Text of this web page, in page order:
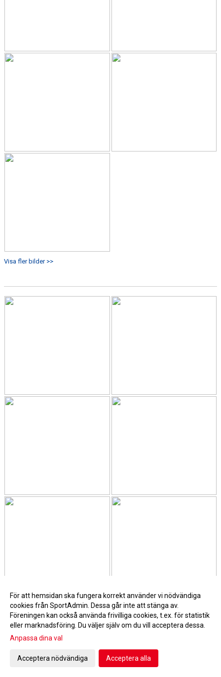
Visa fler bilder >>
För att hemsidan ska fungera korrekt använder vi nödvändiga
cookies från SportAdmin. Dessa går inte att stänga av.
Föreningen kan också använda frivilliga cookies, t.ex. för statistik
eller marknadsföring. Du väljer själv om du vill acceptera dessa.
Anpassa dina val
Acceptera nödvändiga Acceptera alla